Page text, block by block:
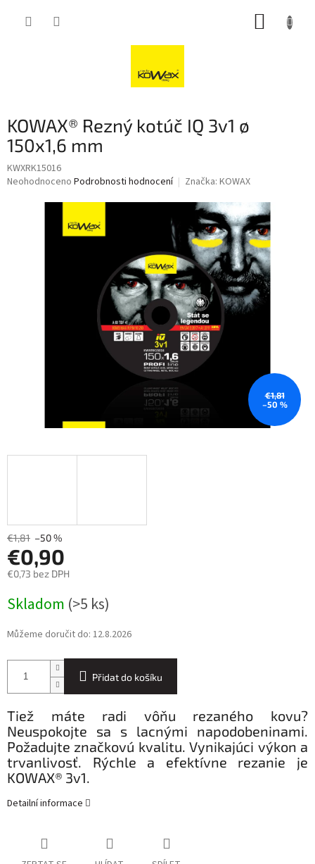
KOWAX® Rezný kotúč IQ 3v1 ø
150x1,6 mm
KWXRK15016
Průměrné
Neohodnoceno Podrobnosti hodnocení Značka: KOWAX
€1,81
–50 %
€1,81 –50 %
€0,90
€0,73 bez DPH
cena:
Skladom (>5 ks)
Můžeme doručit do: 12.8.2026
Přidat do košíku
Tiež máte radi vôňu rezaného kovu?
Neuspokojte sa s lacnými napodobeninami.
Požadujte značkovú kvalitu. Vynikajúci výkon a
trvanlivosť. Rýchle a efektívne rezanie je
KOWAX® 3v1.
Detailní informace